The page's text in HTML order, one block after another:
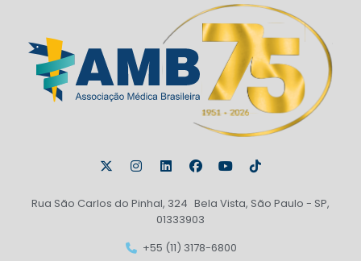
Rua São Carlos do Pinhal, 324 Bela Vista, São Paulo - SP,
01333903
+55 (11) 3178-6800